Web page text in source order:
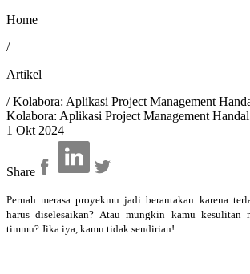
Home
/
Artikel
/Kolabora: Aplikasi Project Management
Kolabora: Aplikasi Project Management Handal
1 Okt 2024
Share
Pernah merasa proyekmu jadi berantakan karena
harus diselesaikan? Atau mungkin kamu kesulitan
timmu? Jika iya, kamu tidak sendirian!